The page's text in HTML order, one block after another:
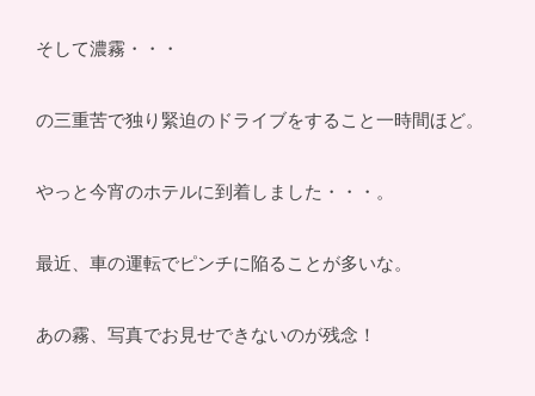
そして濃霧・・・
の三重苦で独り緊迫のドライブをすること一時間ほど。
やっと今宵のホテルに到着しました・・・。
最近、車の運転でピンチに陥ることが多いな。
あの霧、写真でお見せできないのが残念！